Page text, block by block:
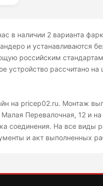
в наличии 2 варианта
и устанавливаются
российским
рассчитано на
на pricep02.ru. Монтаж
Перевалочная, 12 и
соединения. На все виды
и акт выполненных